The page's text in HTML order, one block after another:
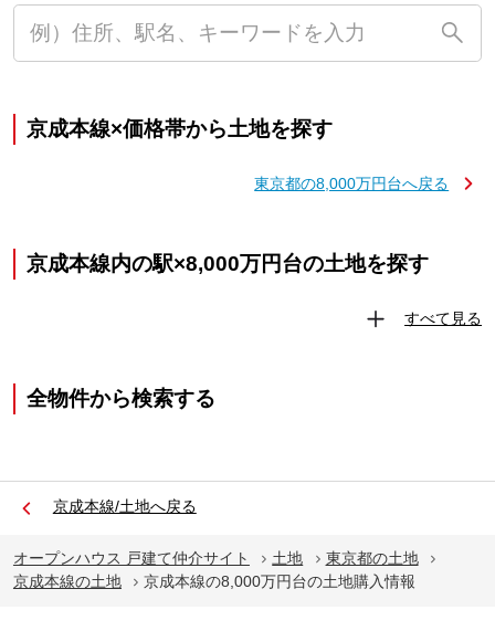
京成本線×価格帯から土地を探す
東京都の8,000万円台へ戻る
京成本線内の駅×8,000万円台の土地を探す
すべて見る
全物件から検索する
京成本線/土地へ戻る
オープンハウス 戸建て仲介サイト 土地
東京都の土地
京成本線の土地
京成本線の8,000万円台の土地購入情報